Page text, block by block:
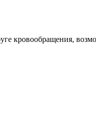
кровообращения,